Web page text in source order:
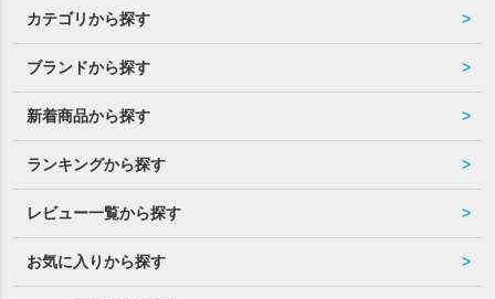
カテゴリから探す
ブランドから探す
新着商品から探す
ランキングから探す
レビュー一覧から探す
お気に入りから探す